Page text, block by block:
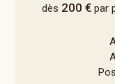
dès 200 € par